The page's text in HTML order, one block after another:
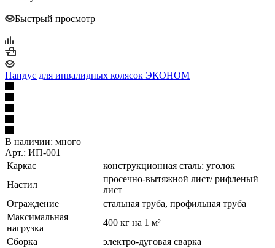
Быстрый просмотр
Пандус для инвалидных колясок ЭКОНОМ
В наличии: много
Арт.: ИП-001
Каркас
конструкционная сталь: уголок
Настил
просечно-вытяжной лист/ рифленый
лист
Ограждение
стальная труба, профильная труба
Максимальная
нагрузка
400 кг на 1 м²
Сборка
электро-дуговая сварка